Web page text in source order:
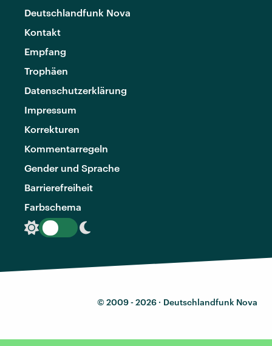
Deutschlandfunk Nova
Kontakt
Empfang
Trophäen
Datenschutzerklärung
Impressum
Korrekturen
Kommentarregeln
Gender und Sprache
Barrierefreiheit
Farbschema
© 2009 - 2026 · Deutschlandfunk Nova